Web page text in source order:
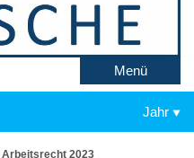
Menü
Jahr
Arbeitsrecht 2023